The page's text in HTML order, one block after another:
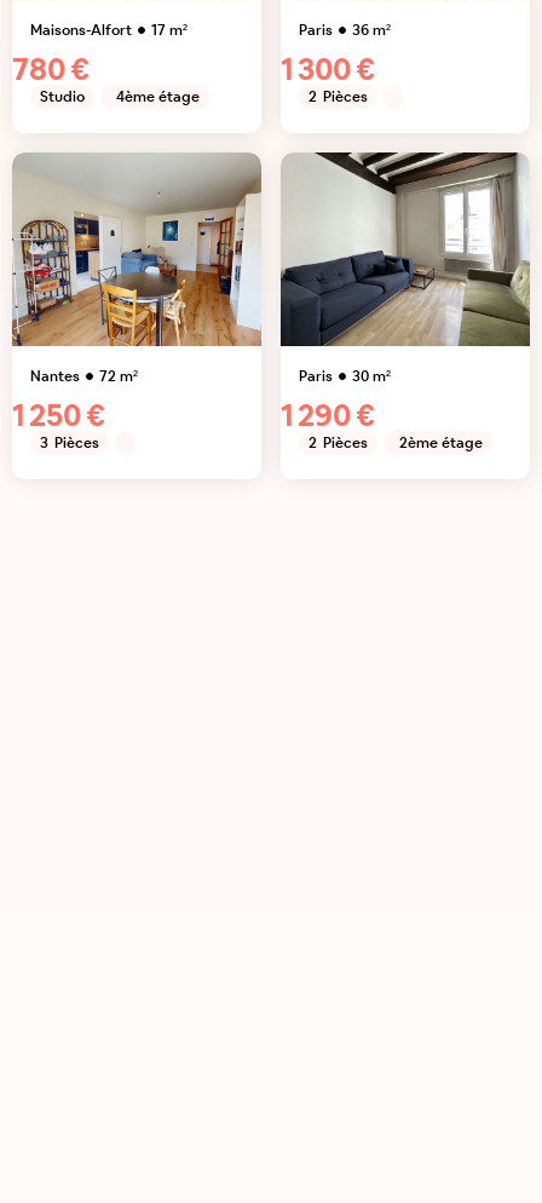
Maisons-Alfort 17m²
780 €
Studio 4ème étage
Paris 36m²
1 300 €
2 Pièces
Nantes 72m²
1 250 €
3 Pièces
Paris 30m²
1 290 €
2 Pièces 2ème étage